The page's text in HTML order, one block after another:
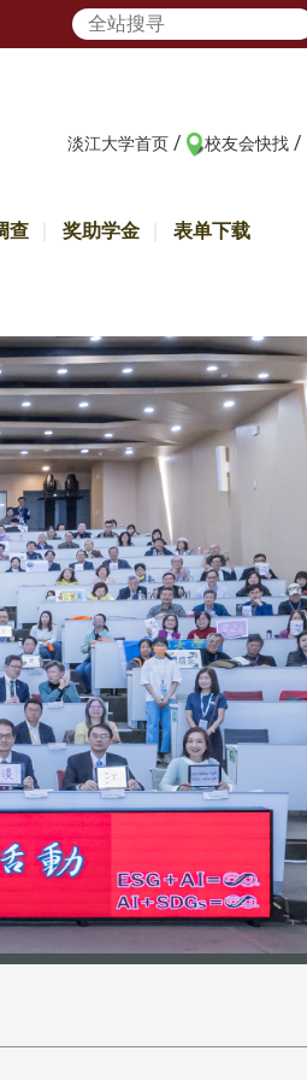
淡江大学首页 / 校友会快找 /
查 奖助学金 表单下载